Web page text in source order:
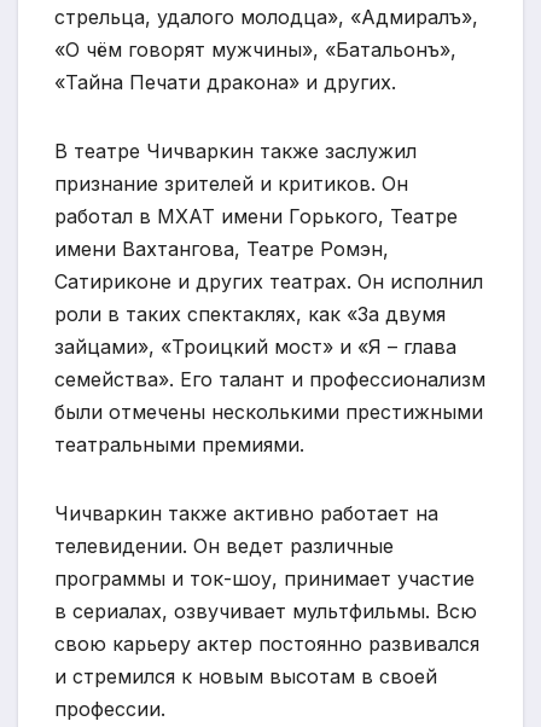
стрельца, удалого молодца», «Адмиралъ»,
«О чём говорят мужчины», «Батальонъ»,
«Тайна Печати дракона» и других.
В театре Чичваркин также заслужил
признание зрителей и критиков. Он
работал в МХАТ имени Горького, Театре
имени Вахтангова, Театре Ромэн,
Сатириконе и других театрах. Он исполнил
роли в таких спектаклях, как «За двумя
зайцами», «Троицкий мост» и «Я – глава
семейства». Его талант и профессионализм
были отмечены несколькими престижными
театральными премиями.
Чичваркин также активно работает на
телевидении. Он ведет различные
программы и ток-шоу, принимает участие
в сериалах, озвучивает мультфильмы. Всю
свою карьеру актер постоянно развивался
и стремился к новым высотам в своей
профессии.